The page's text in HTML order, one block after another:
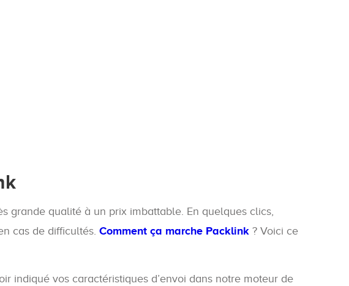
grande qualité à un prix imbattable. En quelques clics,
cas de difficultés. Comment ça marche Packlink ? Voici ce
indiqué vos caractéristiques d’envoi dans notre moteur de